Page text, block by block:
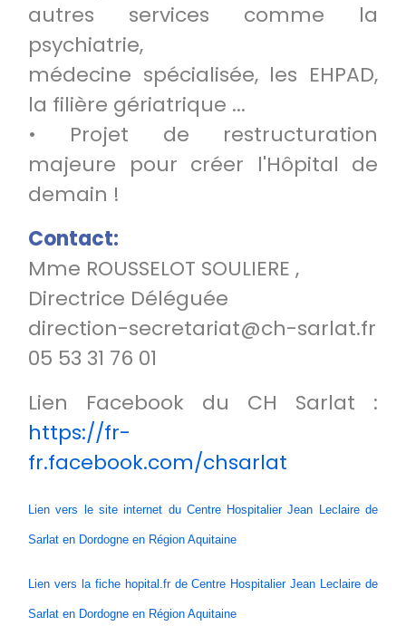
autres services comme la
psychiatrie,
médecine spécialisée, les EHPAD,
la filière gériatrique ...
• Projet de restructuration
majeure pour créer l'Hôpital de
demain !
Contact:
Mme ROUSSELOT SOULIERE ,
Directrice Déléguée
direction-secretariat@ch-sarlat.fr
05 53 31 76 01
Lien Facebook du CH Sarlat :
https://fr-
fr.facebook.com/chsarlat
Lien vers le site internet du Centre Hospitalier Jean Leclaire de
Sarlat en Dordogne en Région Aquitaine
Lien vers la fiche hopital.fr de Centre Hospitalier Jean Leclaire de
Sarlat en Dordogne en Région Aquitaine